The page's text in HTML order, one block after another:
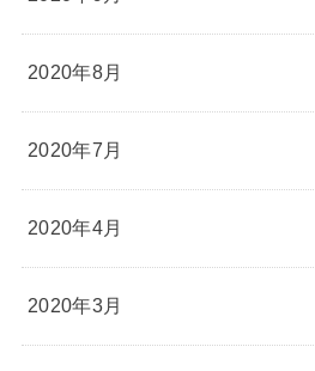
2020年8月
2020年7月
2020年4月
2020年3月